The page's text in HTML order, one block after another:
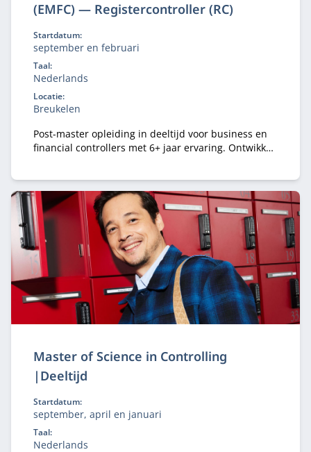
(EMFC) — Registercontroller (RC)
Startdatum:
september en februari
Taal:
Nederlands
Locatie:
Breukelen
Post-master opleiding in deeltijd voor business en
financial controllers met 6+ jaar ervaring. Ontwikkel
Master of Science in Controlling
|Deeltijd
Startdatum:
september, april en januari
Taal:
Nederlands